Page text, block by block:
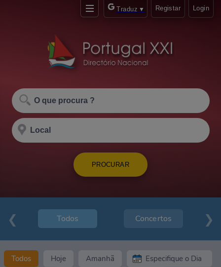
Traduz ▼ Registar Login
PROCURAR
Todos Concertos
Todos Hoje Amanhã